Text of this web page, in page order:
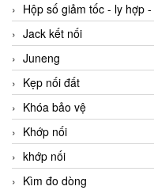
Hộp số giảm tốc - ly hợp
Jack kết nối
Juneng
Kẹp nối đất
Khóa bảo vệ
Khớp nối
khớp nối
Kìm đo dòng